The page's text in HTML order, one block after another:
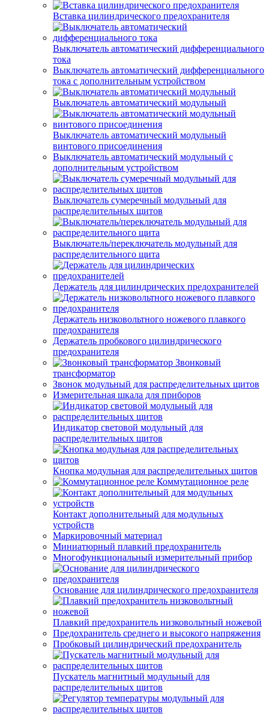
Вставка цилиндрического предохранителя
Выключатель автоматический дифференциального
тока
Выключатель автоматический дифференциального
тока с дополнительным устройством
Выключатель автоматический модульный
Выключатель автоматический модульный
винтового присоединения
Выключатель автоматический модульный с
дополнительным устройством
Выключатель сумеречный модульный для
распределительных щитов
Выключатель/переключатель модульный для
распределительного щита
Держатель для цилиндрических предохранителей
Держатель низковольтного ножевого плавкого
предохранителя
Держатель пробкового цилиндрического
предохранителя
Звонковый
трансформатор
Звонок модульный для распределительных щитов
Измерительная шкала для приборов
Индикатор световой модульный для
распределительных щитов
Кнопка модульная для распределительных щитов
Коммутационное реле
Контакт дополнительный для модульных
устройств
Маркировочный материал
Миниатюрный плавкий предохранитель
Многофункциональный измерительный прибор
Основание для цилиндрического предохранителя
Плавкий предохранитель низковольтный ножевой
Предохранитель среднего и высокого напряжения
Пробковый цилиндрический предохранитель
Пускатель магнитный модульный для
распределительных щитов